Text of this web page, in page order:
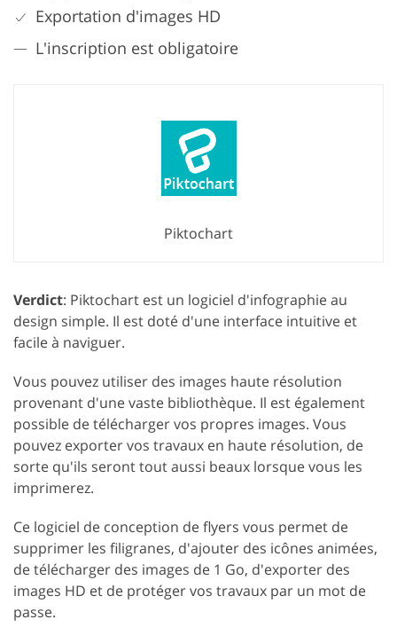
Exportation d'images HD
L'inscription est obligatoire
Piktochart
Verdict: Piktochart est un logiciel d'infographie au
design simple. Il est doté d'une interface intuitive et
facile à naviguer.
Vous pouvez utiliser des images haute résolution
provenant d'une vaste bibliothèque. Il est également
possible de télécharger vos propres images. Vous
pouvez exporter vos travaux en haute résolution, de
sorte qu'ils seront tout aussi beaux lorsque vous les
imprimerez.
Ce logiciel de conception de flyers vous permet de
supprimer les filigranes, d'ajouter des icônes animées,
de télécharger des images de 1 Go, d'exporter des
images HD et de protéger vos travaux par un mot de
passe.